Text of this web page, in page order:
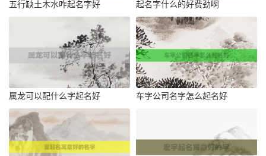
五行缺土木水咋起名字好 起名字什么的好费劲啊
属龙可以配什么字起名好 车字公司名字怎么起名好